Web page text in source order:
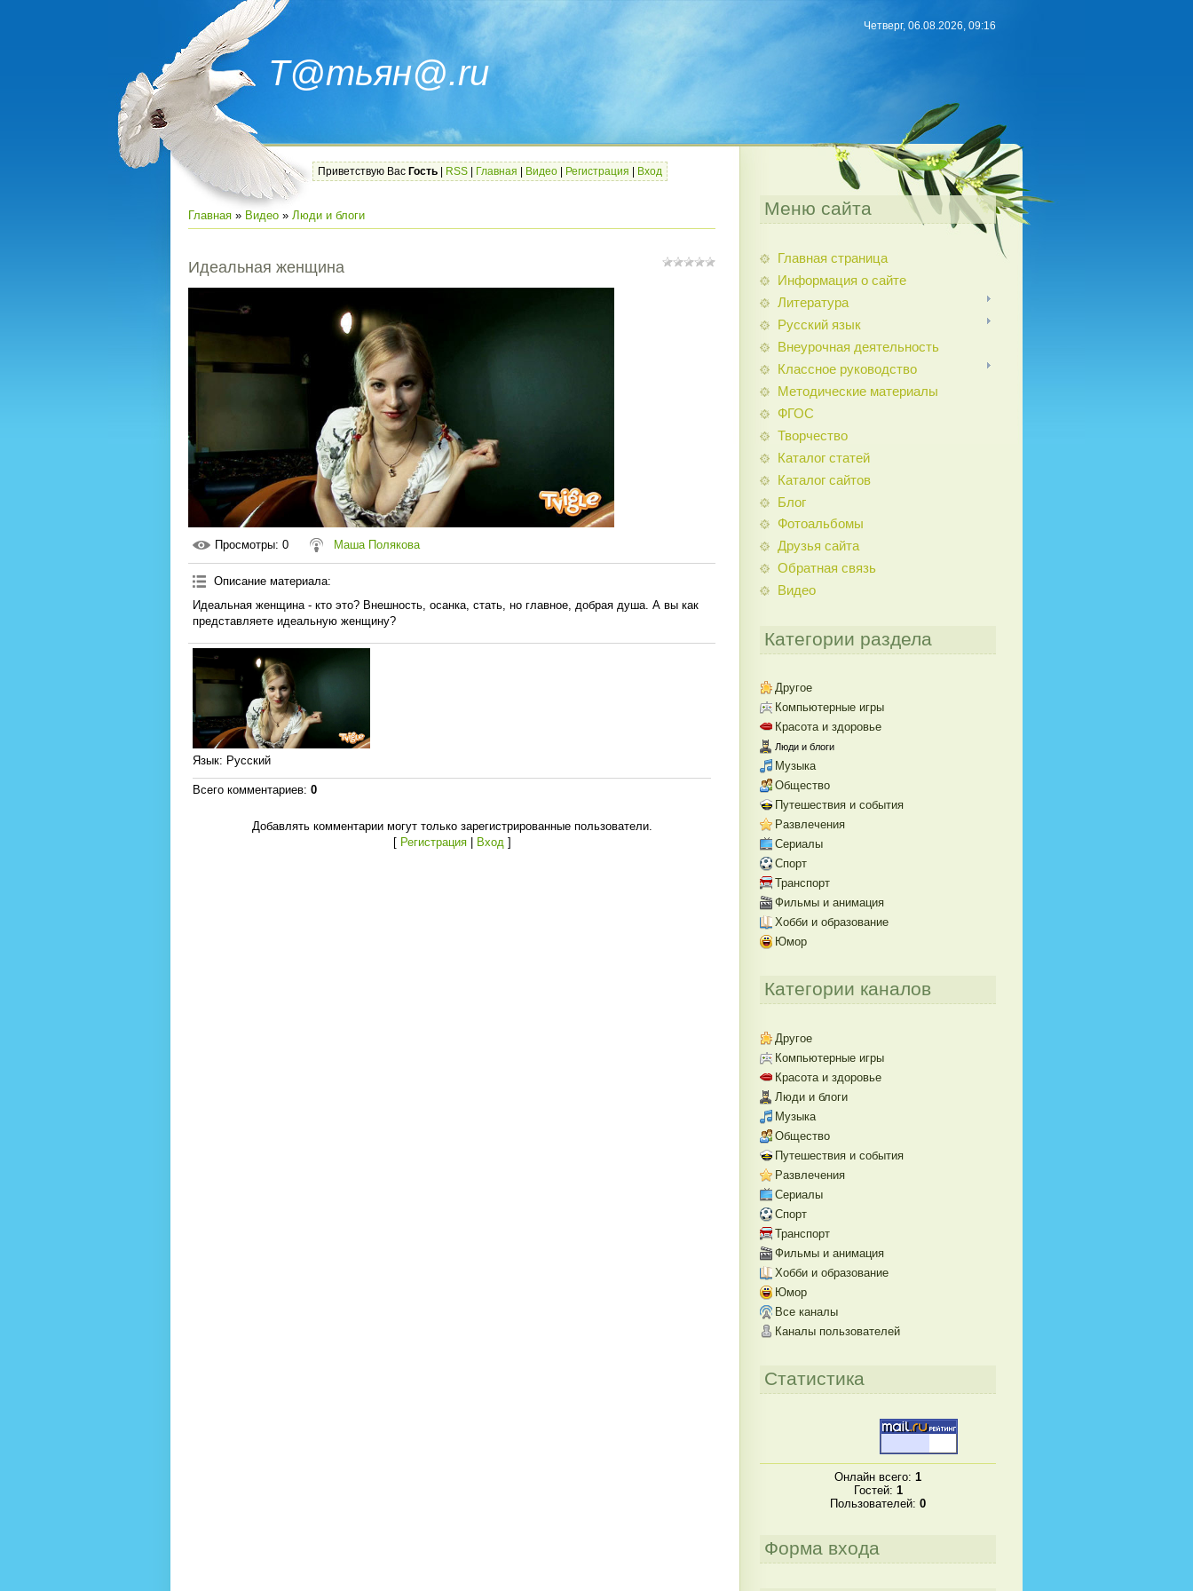
Т@тьян@.ru
Четверг, 06.08.2026, 09:16
Приветствую Вас Гость RSS Главная Видео Регистрация Вход
Главная » Видео » Люди и блоги
Идеальная женщина
Просмотры: 0 Маша Полякова
Описание материала:
Идеальная женщина - кто это? Внешность, осанка, стать, но главное, добрая душа. А вы как
представляете идеальную женщину?
Язык: Русский
Всего комментариев: 0
Добавлять комментарии могут только зарегистрированные пользователи.
[ Регистрация| Вход ]
Меню сайта
Главная страница
Информация о сайте
Литература
Русский язык
Внеурочная деятельность
Классное руководство
Методические материалы
ФГОС
Творчество
Каталог статей
Каталог сайтов
Блог
Фотоальбомы
Друзья сайта
Обратная связь
Видео
Категории раздела
Другое
Компьютерные игры
Красота и здоровье
Люди и блоги
Музыка
Общество
Путешествия и события
Развлечения
Сериалы
Спорт
Транспорт
Фильмы и анимация
Хобби и образование
Юмор
Категории каналов
Другое
Компьютерные игры
Красота и здоровье
Люди и блоги
Музыка
Общество
Путешествия и события
Развлечения
Сериалы
Спорт
Транспорт
Фильмы и анимация
Хобби и образование
Юмор
Все каналы
Каналы пользователей
Статистика
Онлайн всего: 1
Гостей: 1
Пользователей: 0
Форма входа